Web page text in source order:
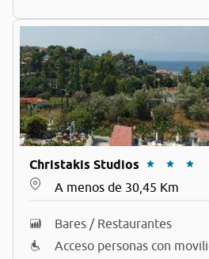
Christakis Studios
A menos de 30,45 Km
Bares / Restaurantes
Acceso personas con